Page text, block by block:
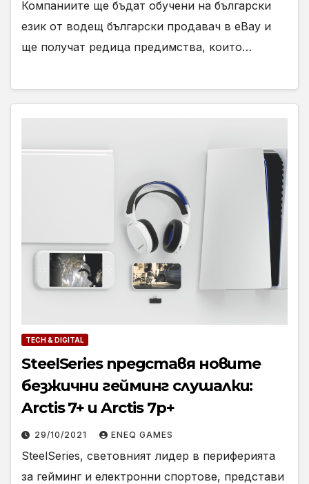
Компаниите ще бъдат обучени на български
език от водещ български продавач в eBay и
ще получат редица предимства, които…
TECH & DIGITAL
SteelSeries представя новите
безжични гейминг слушалки:
Arctis 7+ и Arctis 7p+
29/10/2021 ENEQ GAMES
SteelSeries, световният лидер в периферията
за гейминг и електронни спортове, представи